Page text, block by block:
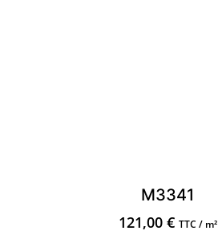
M3341
121,00 € TTC / m²